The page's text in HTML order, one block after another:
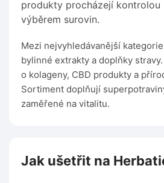
produkty procházejí kontrolou
výběrem surovin.
Mezi nejvyhledávanější
bylinné extrakty a doplňky
o kolageny, CBD produkty a
Sortiment doplňují
zaměřené na vitalitu.
Jak ušetřit na